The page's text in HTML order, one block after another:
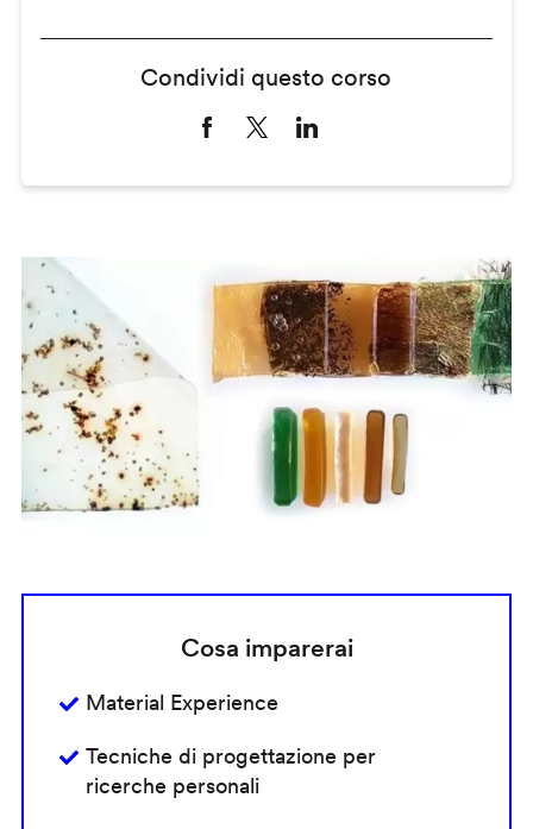
Condividi questo corso
Cosa imparerai
Material Experience
Tecniche di progettazione per
ricerche personali